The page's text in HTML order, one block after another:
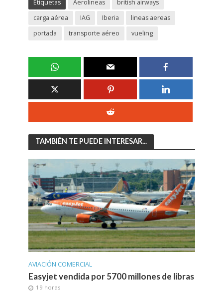
Etiquetas Aerolineas
british airways
carga aérea
IAG Iberia
lineas aereas
portada
transporte aéreo vueling
TAMBIÉN TE PUEDE INTERESAR...
AVIACIÓN COMERCIAL
Easyjet vendida por 5700 millones de libras
19 horas